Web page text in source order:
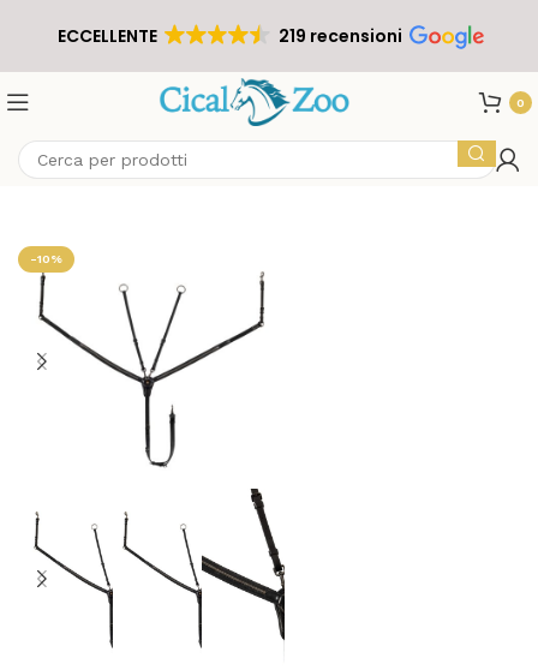
ECCELLENTE 219 recensioni
0
-10%